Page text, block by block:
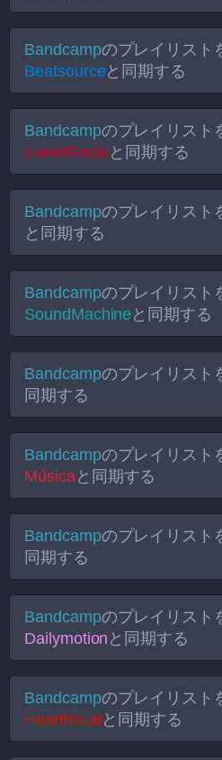
Bandcampのプレイリスト
Beatsourceと同期する
Bandcampのプレイリスト
iHeartRadioと同期する
Bandcampのプレイリスト
と同期する
Bandcampのプレイリスト
SoundMachine と同期する
Bandcampのプレイリスト
同期する
Bandcampのプレイリスト
Músicaと同期する
Bandcampのプレイリスト
同期する
Bandcampのプレイリスト
Dailymotion と同期する
Bandcampのプレイリスト
Hearthis.atと同期する